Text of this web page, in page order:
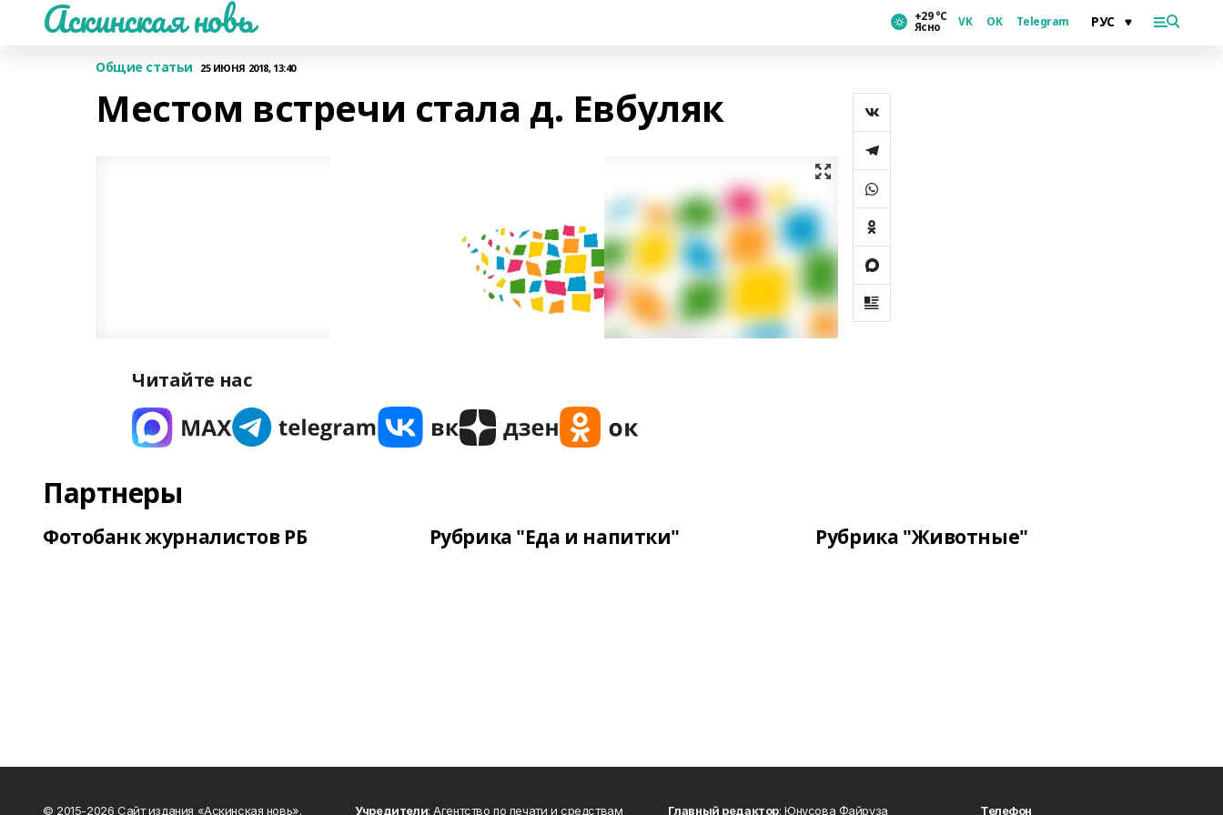
Аскинская новь +29 °С
Ясно VK OK Telegram
Общие статьи 25 ИЮНЯ 2018, 13:40
Местом встречи стала д. Евбуляк
Читайте нас
Партнеры
Фотобанк журналистов РБ Рубрика "Еда и напитки" Рубрика "Животные"
© 2015-2026 Сайт издания «Аскинская новь». Учредители: Агентство по печати и средствам Главный редактор: Юнусова Файруза Телефон